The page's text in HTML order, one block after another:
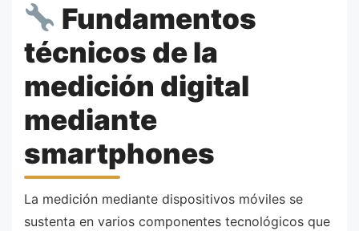
Fundamentos
técnicos de la
medición digital
mediante
smartphones
La medición mediante dispositivos móviles se
sustenta en varios componentes tecnológicos que